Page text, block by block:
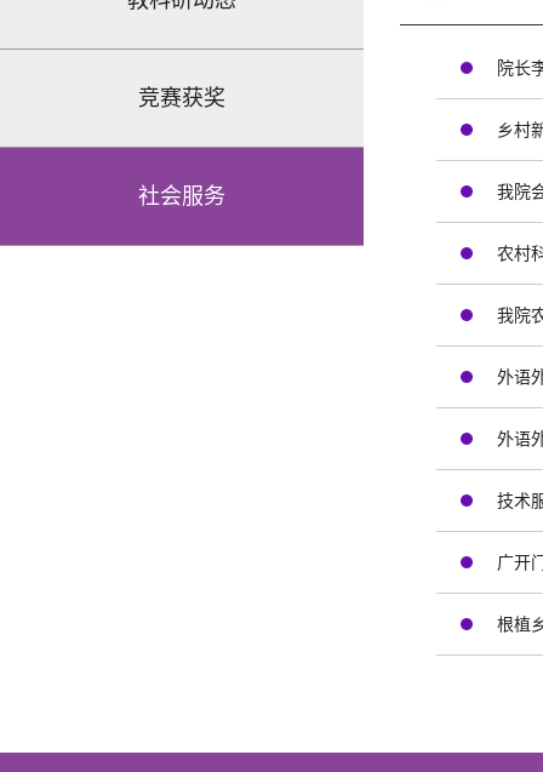
竞赛获奖
社会服务
院长
乡村
我院
农村
我院
外语
外语
技术
广开
根植